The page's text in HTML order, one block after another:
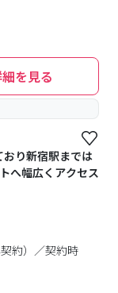
を見る
り新宿駅までは
へ幅広くアクセス
約）／契約時